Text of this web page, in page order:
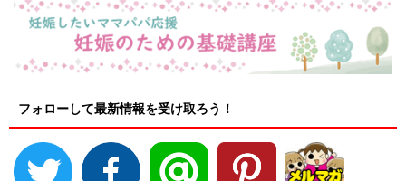
フォローして最新情報を受け取ろう！